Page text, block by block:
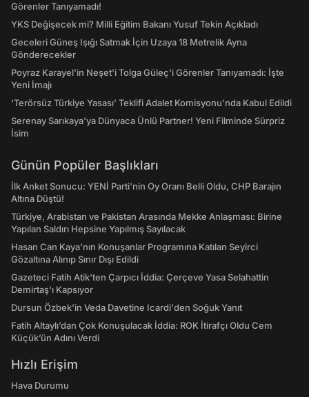
Görenler Tanıyamadı!
YKS Değişecek mi? Milli Eğitim Bakanı Yusuf Tekin Açıkladı
Geceleri Güneş Işığı Satmak İçin Uzaya 18 Metrelik Ayna
Gönderecekler
Poyraz Karayel'in Neşet'i Tolga Güleç'i Görenler Tanıyamadı: İşte
Yeni İmajı
‘Terörsüz Türkiye Yasası’ Teklifi Adalet Komisyonu'nda Kabul Edildi
Serenay Sarıkaya'ya Dünyaca Ünlü Partner! Yeni Filminde Sürpriz
İsim
Günün Popüler Başlıkları
İlk Anket Sonucu: YENİ Parti'nin Oy Oranı Belli Oldu, CHP Barajın
Altına Düştü!
Türkiye, Arabistan ve Pakistan Arasında Mekke Anlaşması: Birine
Yapılan Saldırı Hepsine Yapılmış Sayılacak
Hasan Can Kaya’nın Konuşanlar Programına Katılan Seyirci
Gözaltına Alınıp Sınır Dışı Edildi
Gazeteci Fatih Atik'ten Çarpıcı İddia: Çerçeve Yasa Selahattin
Demirtaş'ı Kapsıyor
Dursun Özbek'in Veda Davetine Icardi'den Soğuk Yanıt
Fatih Altaylı’dan Çok Konuşulacak İddia: ROK İtirafçı Oldu Cem
Küçük’ün Adını Verdi
Hızlı Erişim
Hava Durumu